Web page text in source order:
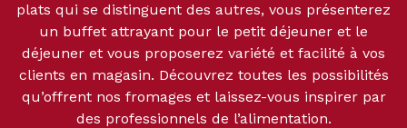
plats qui se distinguent des autres, vous présenterez
un buffet attrayant pour le petit déjeuner et le
déjeuner et vous proposerez variété et facilité à vos
clients en magasin. Découvrez toutes les possibilités
qu’offrent nos fromages et laissez-vous inspirer par
des professionnels de l’alimentation.